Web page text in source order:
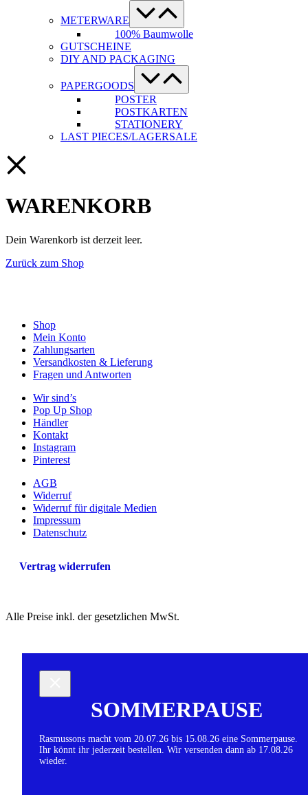
METERWARE
Menü-
Schalter
100% Baumwolle
GUTSCHEINE
DIY AND PACKAGING
PAPERGOODS
Menü-
Schalter
POSTER
POSTKARTEN
STATIONERY
LAST PIECES/LAGERSALE
WARENKORB
Dein Warenkorb ist derzeit leer.
Zurück zum Shop
Shop
Mein Konto
Zahlungsarten
Versandkosten & Lieferung
Fragen und Antworten
Wir sind’s
Pop Up Shop
Händler
Kontakt
Instagram
Pinterest
AGB
Widerruf
Widerruf für digitale Medien
Impressum
Datenschutz
Vertrag widerrufen
Alle Preise inkl. der gesetzlichen MwSt.
SOMMERPAUSE
Rasmussons macht vom 20.07.26 bis 15.08.26 eine Sommerpause.
Ihr könnt ihr jederzeit bestellen. Wir versenden dann ab 17.08.26
wieder.